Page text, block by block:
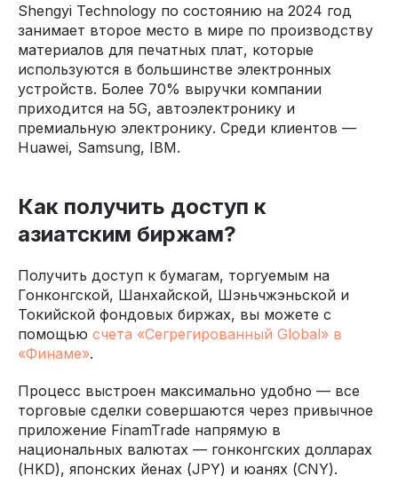
Shengyi Technology по состоянию на 2024 год
занимает второе место в мире по производству
материалов для печатных плат, которые
используются в большинстве электронных
устройств. Более 70% выручки компании
приходится на 5G, автоэлектронику и
премиальную электронику. Среди клиентов —
Huawei, Samsung, IBM.
Как получить доступ к
азиатским биржам?
Получить доступ к бумагам, торгуемым на
Гонконгской, Шанхайской, Шэньчжэньской и
Токийской фондовых биржах, вы можете с
помощью счета «Сегрегированный Global» в
«Финаме».
Процесс выстроен максимально удобно — все
торговые сделки совершаются через привычное
приложение FinamTrade напрямую в
национальных валютах — гонконгских долларах
(HKD), японских йенах (JPY) и юанях (CNY).